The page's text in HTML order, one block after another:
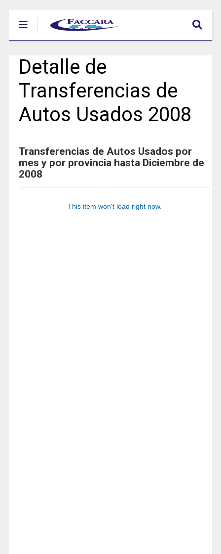
Detalle de
Transferencias de
Autos Usados 2008
Transferencias de Autos Usados por
mes y por provincia hasta Diciembre de
2008